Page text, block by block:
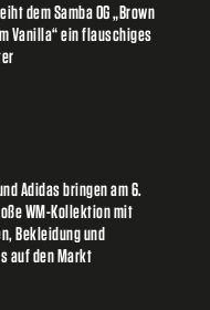
dem Samba OG „Brown
Vanilla“ ein flauschiges
Adidas bringen am 6.
WM-Kollektion mit
Bekleidung und
auf den Markt